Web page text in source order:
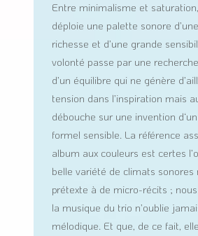
Entre minimalisme et
déploie une palette sonore
richesse et d’une grande
volonté passe par une
d’un équilibre qui ne génère
tension dans l’inspiration mais
débouche sur une invention
formel sensible. La référence
album aux couleurs est certes
belle variété de climats sonores
prétexte à de micro-récits ;
la musique du trio n’oublie
mélodique. Et que, de ce fait,